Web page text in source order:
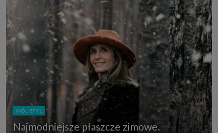
MÓJ STYL
Najmodniejsze płaszcze zimowe.